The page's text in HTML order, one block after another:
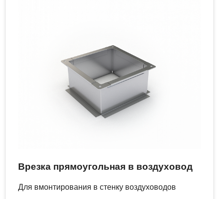
Врезка прямоугольная в воздуховод
Для вмонтирования в стенку воздуховодов